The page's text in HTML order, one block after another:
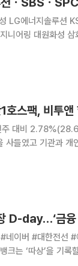
LG에너지솔루션
니어링 대원화성
페인트공업 퍼시
호스팩, 비투
대비
들였고 기관과
비 1
D-day…‘금융
이버 #대한전선 #에
크는 ‘따상’을 기